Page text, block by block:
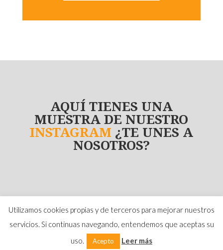
AQUÍ TIENES UNA
MUESTRA DE NUESTRO
INSTAGRAM ¿TE UNES A
NOSOTROS?
Ilallum ® 2017 Todos los derechos reservardos |
Diseño y desarrollo
LovelyLemon
Utilizamos cookies propias y de terceros para mejorar nuestros
servicios. Si continuas navegando, entendemos que aceptas su
uso.
Acepto Leer más